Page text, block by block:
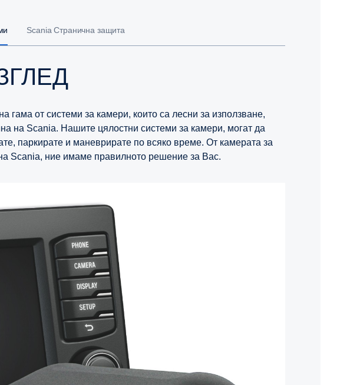
Scania Странична защита
гама от системи за камери, които са лесни за използване,
на Scania. Нашите цялостни системи за камери, могат да
паркирате и маневрирате по всяко време. От камерата за
Scania, ние имаме правилното решение за Вас.